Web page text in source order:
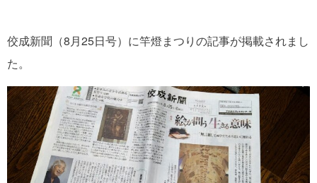
佼成新聞（8月25日号）に竿燈まつりの記事が掲載されまし
た。